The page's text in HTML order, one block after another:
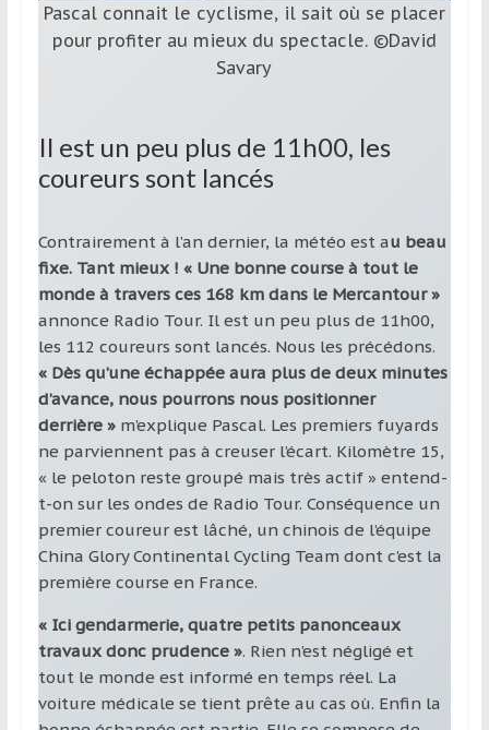
Pascal connait le cyclisme, il sait où se placer
pour profiter au mieux du spectacle. ©David
Savary
Il est un peu plus de 11h00, les
coureurs sont lancés
Contrairement à l’an dernier, la météo est au beau
fixe. Tant mieux ! « Une bonne course à tout le
monde à travers ces 168 km dans le Mercantour »
annonce Radio Tour. Il est un peu plus de 11h00,
les 112 coureurs sont lancés. Nous les précédons.
« Dès qu’une échappée aura plus de deux minutes
d’avance, nous pourrons nous positionner
derrière » m’explique Pascal. Les premiers fuyards
ne parviennent pas à creuser l’écart. Kilomètre 15,
« le peloton reste groupé mais très actif » entend-
t-on sur les ondes de Radio Tour. Conséquence un
premier coureur est lâché, un chinois de l’équipe
China Glory Continental Cycling Team dont c’est la
première course en France.
« Ici gendarmerie, quatre petits panonceaux
travaux donc prudence ». Rien n’est négligé et
tout le monde est informé en temps réel. La
voiture médicale se tient prête au cas où. Enfin la